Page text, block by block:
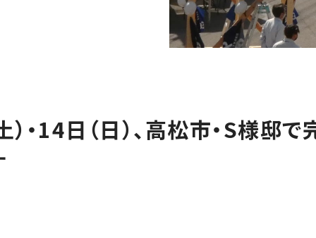
・14日（日）、高松市・S様邸